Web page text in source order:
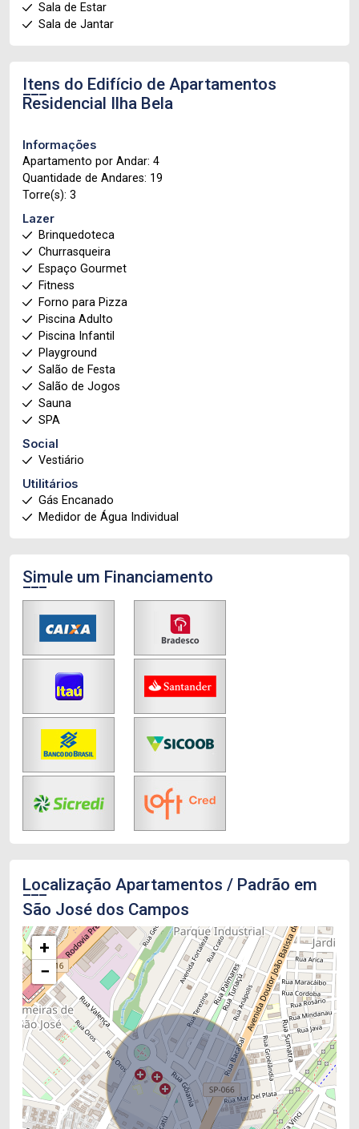
Sala de Estar
Sala de Jantar
Itens do Edifício de Apartamentos
Residencial Ilha Bela
Informações
Apartamento por Andar: 4
Quantidade de Andares: 19
Torre(s): 3
Lazer
Brinquedoteca
Churrasqueira
Espaço Gourmet
Fitness
Forno para Pizza
Piscina Adulto
Piscina Infantil
Playground
Salão de Festa
Salão de Jogos
Sauna
SPA
Social
Vestiário
Utilitários
Gás Encanado
Medidor de Água Individual
Simule um Financiamento
Localização Apartamentos / Padrão em
São José dos Campos
+
−